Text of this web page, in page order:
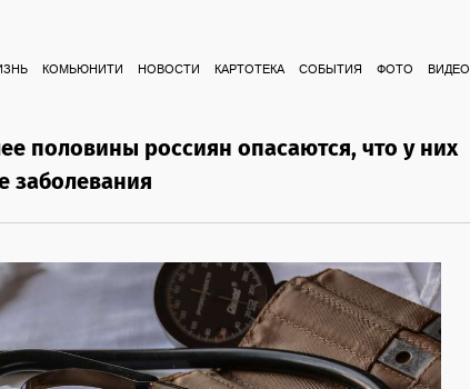
КОМЬЮНИТИ НОВОСТИ КАРТОТЕКА СОБЫТИЯ ФОТО ВИДЕО
половины россиян опасаются, что у них
заболевания